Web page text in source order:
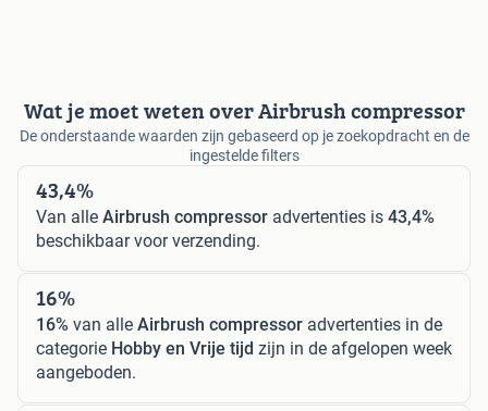
Wat je moet weten over Airbrush compressor
De onderstaande waarden zijn gebaseerd op je zoekopdracht en de
ingestelde filters
43,4%
Van alle Airbrush compressor advertenties is 43,4%
beschikbaar voor verzending.
16%
16% van alle Airbrush compressor advertenties in de
categorie Hobby en Vrije tijd zijn in de afgelopen week
aangeboden.